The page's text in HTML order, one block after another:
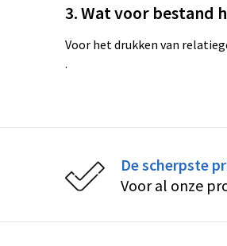
3. Wat voor bestand
Voor het drukken van
.
De scherpste
Voor al onze